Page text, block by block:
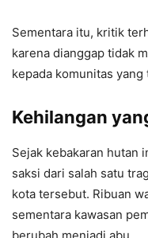
Sementara itu, kritik
karena dianggap tidak
kepada komunitas
Kehilangan
Sejak kebakaran hutan
saksi dari salah satu
kota tersebut. Ribuan
sementara kawasan